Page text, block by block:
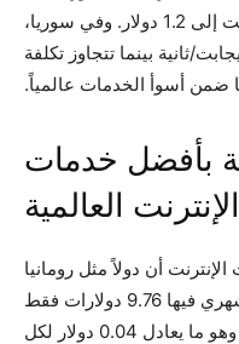
ميجابت/ثانية، لتصل تكلفة الميجابت إلى 1.2 دولار. وفي سوريا،
السرعة إلى 3.31 ميجابت/ثانية بينما تتجاوز تكلفة
بأفضل خدمات
الإنترنت العالمية
أن دولاً مثل رومانيا
تتفوق عالمياً، إذ يبلغ الاشتراك الشهري فيها 9.76 دولارات فقط
مقابل سرعة 238.22 ميجابت/ثانية، وهو ما يعادل 0.04 دولار لكل